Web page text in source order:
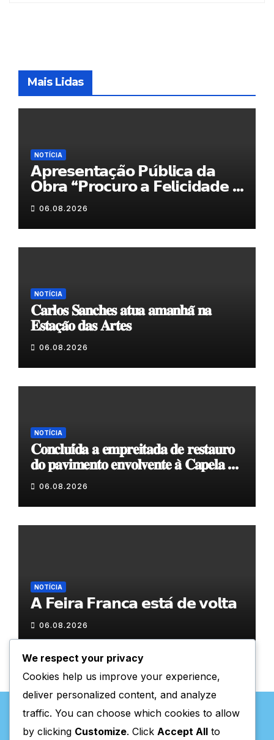
Mais Lidas
NOTÍCIA
𝗔𝗽𝗿𝗲𝘀𝗲𝗻𝘁𝗮𝗰̧𝗮̃𝗼 𝗣𝘂́𝗯𝗹𝗶𝗰𝗮 𝗱𝗮
𝗢𝗯𝗿𝗮 “𝗣𝗿𝗼𝗰𝘂𝗿𝗼 𝗮 𝗙𝗲𝗹𝗶𝗰𝗶𝗱𝗮𝗱𝗲 𝗲
𝗲𝗹𝗮 𝗺𝗼𝗿𝗮 𝗰𝗼𝗺𝗶𝗴𝗼”
06.08.2026
NOTÍCIA
𝐂𝐚𝐫𝐥𝐨𝐬 𝐒𝐚𝐧𝐜𝐡𝐞𝐬 𝐚𝐭𝐮𝐚 𝐚𝐦𝐚𝐧𝐡𝐚̃ 𝐧𝐚
𝐄𝐬𝐭𝐚𝐜̧𝐚̃𝐨 𝐝𝐚𝐬 𝐀𝐫𝐭𝐞𝐬
06.08.2026
NOTÍCIA
𝐂𝐨𝐧𝐜𝐥𝐮𝐢́𝐝𝐚 𝐚 𝐞𝐦𝐩𝐫𝐞𝐢𝐭𝐚𝐝𝐚 𝐝𝐞 𝐫𝐞𝐬𝐭𝐚𝐮𝐫𝐨
𝐝𝐨 𝐩𝐚𝐯𝐢𝐦𝐞𝐧𝐭𝐨 𝐞𝐧𝐯𝐨𝐥𝐯𝐞𝐧𝐭𝐞 𝐚̀ 𝐂𝐚𝐩𝐞𝐥𝐚 𝐝𝐞
𝐂𝐨𝐯𝐚𝐬
06.08.2026
NOTÍCIA
𝗔 𝗙𝗲𝗶𝗿𝗮 𝗙𝗿𝗮𝗻𝗰𝗮 𝗲𝘀𝘁𝗮́ 𝗱𝗲 𝘃𝗼𝗹𝘁𝗮
06.08.2026
We respect your privacy
Cookies help us improve your experience,
deliver personalized content, and analyze
traffic. You can choose which cookies to allow
by clicking Customize. Click Accept All to